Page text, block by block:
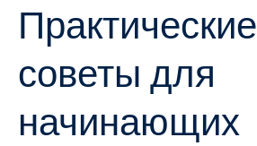
Практические
советы для
начинающих